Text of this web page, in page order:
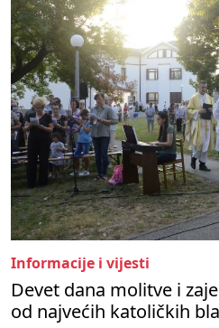
Informacije i vijesti
Devet dana molitve i
od najvećih katoličkih